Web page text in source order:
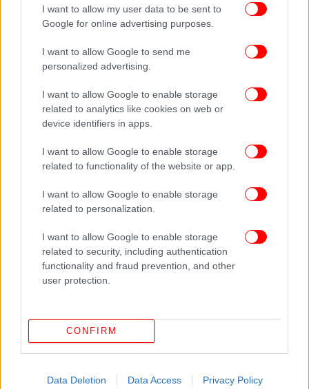
I want to allow my user data to be sent to
Google for online advertising purposes.
I want to allow Google to send me
personalized advertising.
I want to allow Google to enable storage
related to analytics like cookies on web or
device identifiers in apps.
I want to allow Google to enable storage
related to functionality of the website or app.
I want to allow Google to enable storage
related to personalization.
I want to allow Google to enable storage
related to security, including authentication
functionality and fraud prevention, and other
user protection.
CONFIRM
Data Deletion Data Access Privacy Policy
νευροχειρουργική αντιμετώπιση ενός όγκου
εγκεφάλου εξαρτάται από την ιδιαίτερη περίπτωση
κάθε ασθενούς -τη βαρύτητα του χειρουργείου. Στη
συντριπτική πλειοψηφία των ασθενών η νοσηλεία
τους διαρκεί 3-4 ημέρες και η επάνοδος στην
φυσιολογική τους δραστηριότητα
πραγματοποιείται στον πρώτο μετεγχειρητικό
μήνα. Σε ό,τι αφορά στη μετεγχειρητική
παρακολούθηση των ασθενών (follow-up), ανάλογα
και με τον ιστολογικό τύπο του όγκου
πραγματοποιούνται τακτικοί ιατρικοί έλεγχοι
καθώς και απεικονιστικές εξετάσεις, με
συνηθέστερη τη μαγνητική τομογραφία.
εντοπίζεται έγκαιρα μια τυχόν υποτροπή.
Η αντιμετώπιση ενός όγκου εγκεφάλου αποτελεί
από τον ειδικό νευροχειρουργό και την
επιστημονική ομάδα θεραπείας (ογκολόγο,
ακτινοθεραπευτή, νευρολόγο, νοσηλευτικό
προσωπικό).